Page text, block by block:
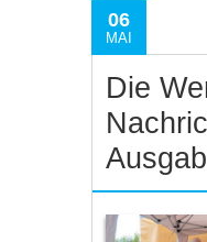
06
MAI
Die